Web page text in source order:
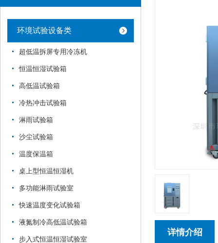
环境试验设备类
超低温拆屏专用冷冻机
恒温恒湿试验箱
高低温试验箱
冷热冲击试验箱
淋雨试验箱
沙尘试验箱
温度保温箱
桌上型恒温恒湿机
多功能淋雨试验室
快速温度变化试验箱
液氮制冷高低温试验箱
步入式恒温恒湿试验室
详情介绍